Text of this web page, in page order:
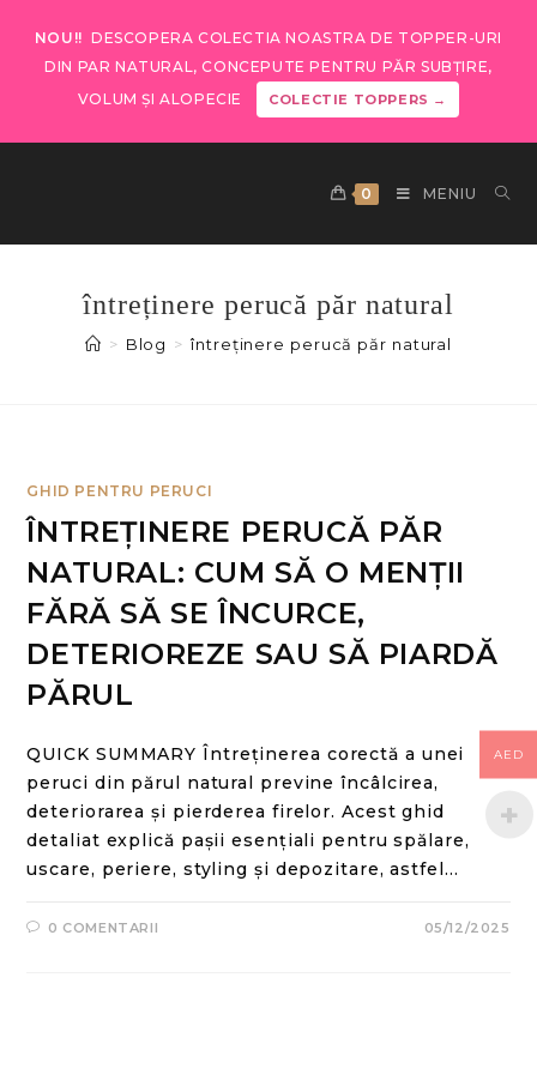
NOU!! DESCOPERA COLECTIA NOASTRA DE TOPPER-URI
DIN PAR NATURAL, CONCEPUTE PENTRU PĂR SUBȚIRE,
VOLUM ȘI ALOPECIE
COLECTIE TOPPERS →
0 MENIU
întreținere perucă păr natural
> Blog > întreținere perucă păr natural
GHID PENTRU PERUCI
ÎNTREȚINERE PERUCĂ PĂR
NATURAL: CUM SĂ O MENȚII
FĂRĂ SĂ SE ÎNCURCE,
DETERIOREZE SAU SĂ PIARDĂ
PĂRUL
QUICK SUMMARY Întreținerea corectă a unei
peruci din părul natural previne încâlcirea,
deteriorarea și pierderea firelor. Acest ghid
detaliat explică pașii esențiali pentru spălare,
uscare, periere, styling și depozitare, astfel…
0 COMENTARII 05/12/2025
AED